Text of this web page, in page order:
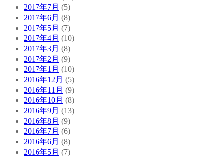
2017年7月 (5)
2017年6月 (8)
2017年5月 (7)
2017年4月 (10)
2017年3月 (8)
2017年2月 (9)
2017年1月 (10)
2016年12月 (5)
2016年11月 (9)
2016年10月 (8)
2016年9月 (13)
2016年8月 (9)
2016年7月 (6)
2016年6月 (8)
2016年5月 (7)